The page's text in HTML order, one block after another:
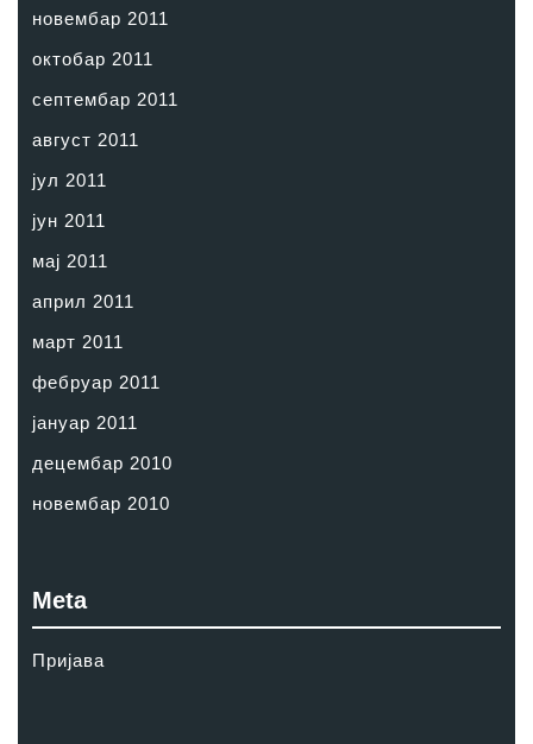
новембар 2011
октобар 2011
септембар 2011
август 2011
јул 2011
јун 2011
мај 2011
април 2011
март 2011
фебруар 2011
јануар 2011
децембар 2010
новембар 2010
Meta
Пријава